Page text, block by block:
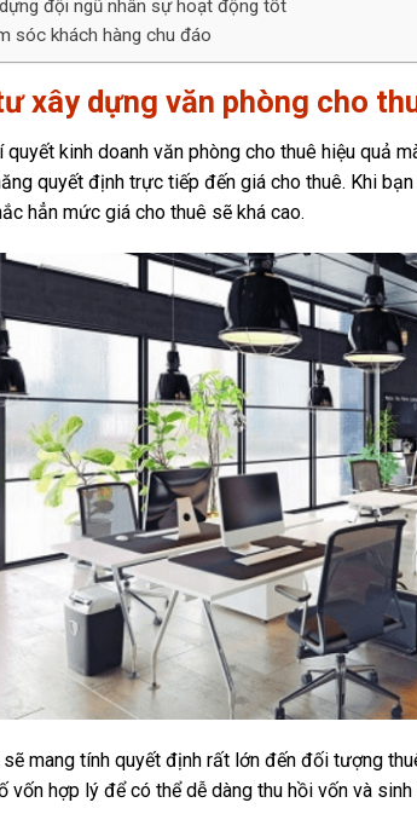
đội ngũ nhân sự hoạt động tốt
sóc khách hàng chu đáo
xây dựng văn phòng cho
kinh doanh văn phòng cho thuê hiệu quả
quyết định trực tiếp đến giá cho thuê. Khi
hẳn mức giá cho thuê sẽ khá cao.
sẽ mang tính quyết định rất lớn đến đối tượng
vốn hợp lý để có thể dễ dàng thu hồi vốn và sinh